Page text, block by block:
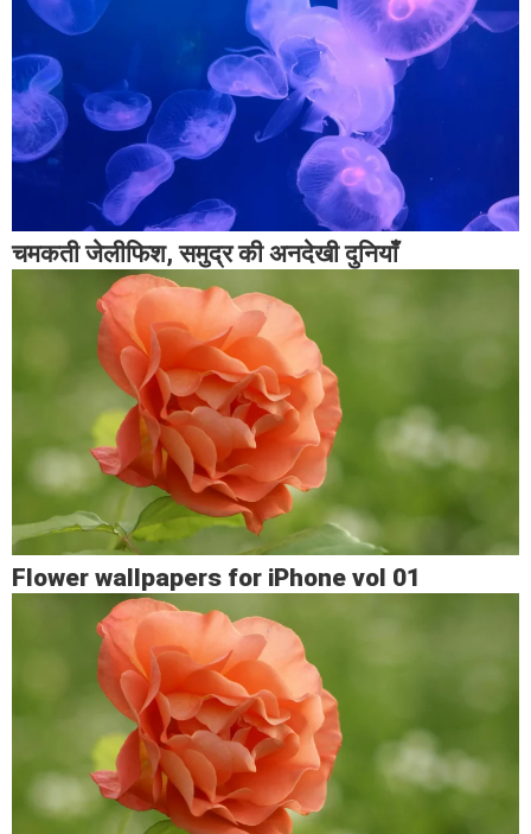
चमकती जेलीफिश, समुद्र की अनदेखी दुनियाँ
Flower wallpapers for iPhone vol 01